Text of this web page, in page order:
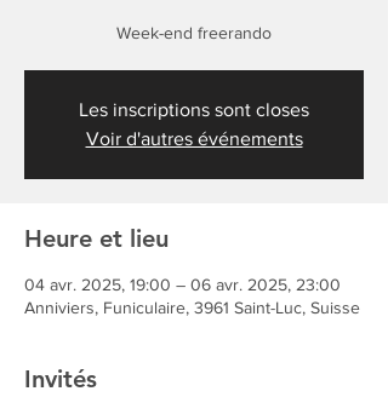
Week-end freerando
Les inscriptions sont closes
Voir d'autres événements
Heure et lieu
04 avr. 2025, 19:00 – 06 avr. 2025, 23:00
Anniviers, Funiculaire, 3961 Saint-Luc, Suisse
Invités